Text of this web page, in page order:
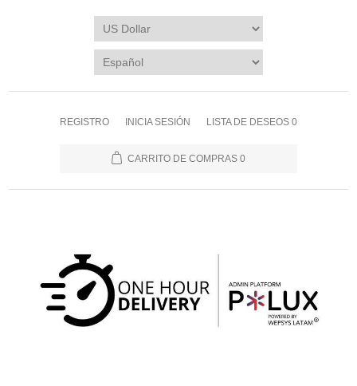
REGISTRO INICIA SESIÓN LISTA DE DESEOS 0
CARRITO DE COMPRAS 0